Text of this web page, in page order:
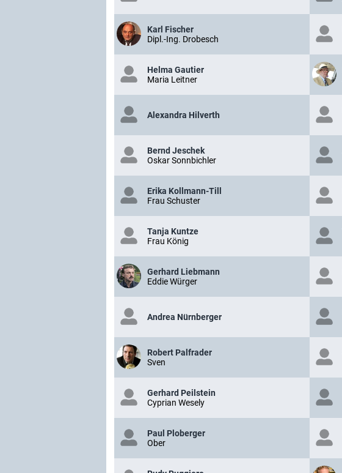
Karl Fischer
Dipl.-Ing. Drobesch
Helma Gautier
Maria Leitner
Alexandra Hilverth
Bernd Jeschek
Oskar Sonnbichler
Erika Kollmann-Till
Frau Schuster
Tanja Kuntze
Frau König
Gerhard Liebmann
Eddie Würger
Andrea Nürnberger
Robert Palfrader
Sven
Gerhard Peilstein
Cyprian Wesely
Paul Ploberger
Ober